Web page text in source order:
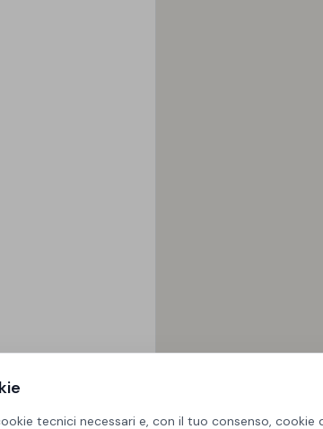
tecnici necessari e, con il tuo consenso, cookie